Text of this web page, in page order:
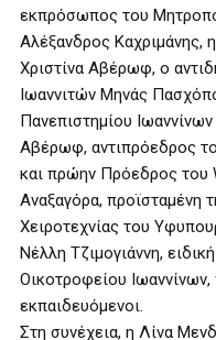
εκπρόσωπος του
Αλέξανδρος
Χριστίνα Αβέρωφ, ο
Ιωαννιτών Μηνάς
Πανεπιστημίου
Αβέρωφ, αντιπρόεδρος
και πρώην Πρόεδρος του
Αναξαγόρα, προϊσταμένη
Χειροτεχνίας του
Νέλλη Τζιμογιάννη,
Οικοτροφείου Ιωαννίνων,
εκπαιδευόμενοι.
Στη συνέχεια, η Λίνα